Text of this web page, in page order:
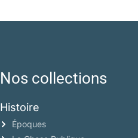
Nos collections
Histoire
Époques